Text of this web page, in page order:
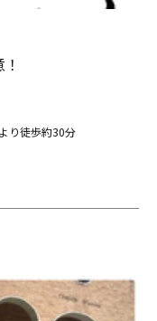
り徒歩約30分